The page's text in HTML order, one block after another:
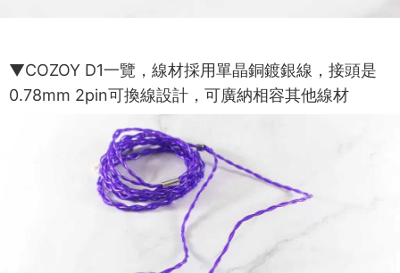
▼COZOY D1一覽，線材採用單晶銅鍍銀線，接頭是
0.78mm 2pin可換線設計，可廣納相容其他線材